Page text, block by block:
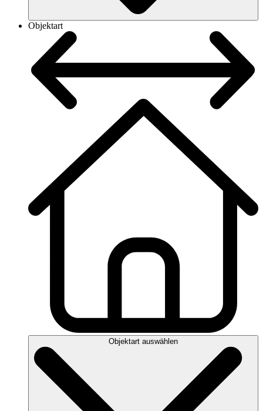
Objektart
Objektart auswählen